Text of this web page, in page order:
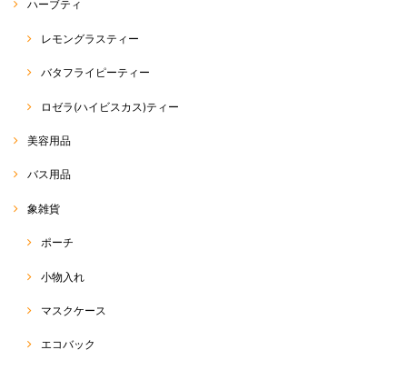
ハーブティ
レモングラスティー
バタフライピーティー
ロゼラ(ハイビスカス)ティー
美容用品
バス用品
象雑貨
ポーチ
小物入れ
マスクケース
エコバック